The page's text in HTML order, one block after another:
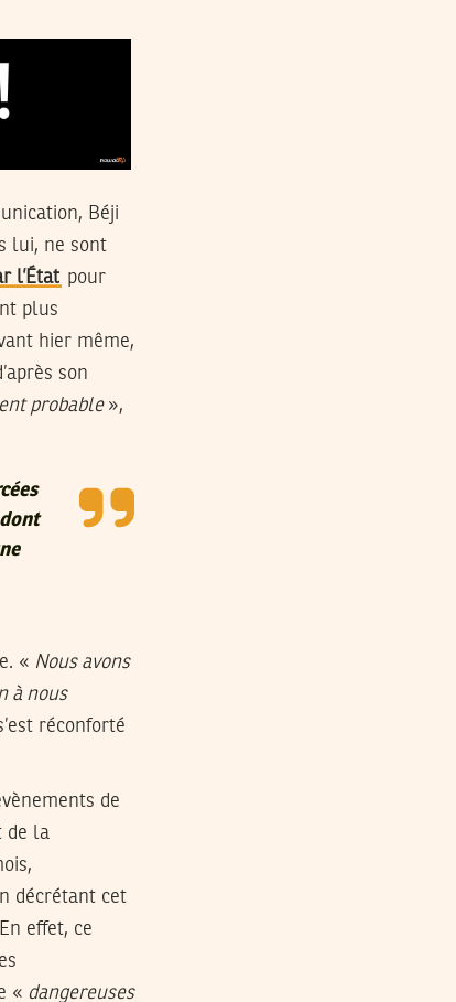
Béji
lui, ne sont
l’État pour
plus
hier même,
son
probable»,
« Nous avons
à nous
réconforté
de
de la
décrétant cet
effet, ce
« dangereuses